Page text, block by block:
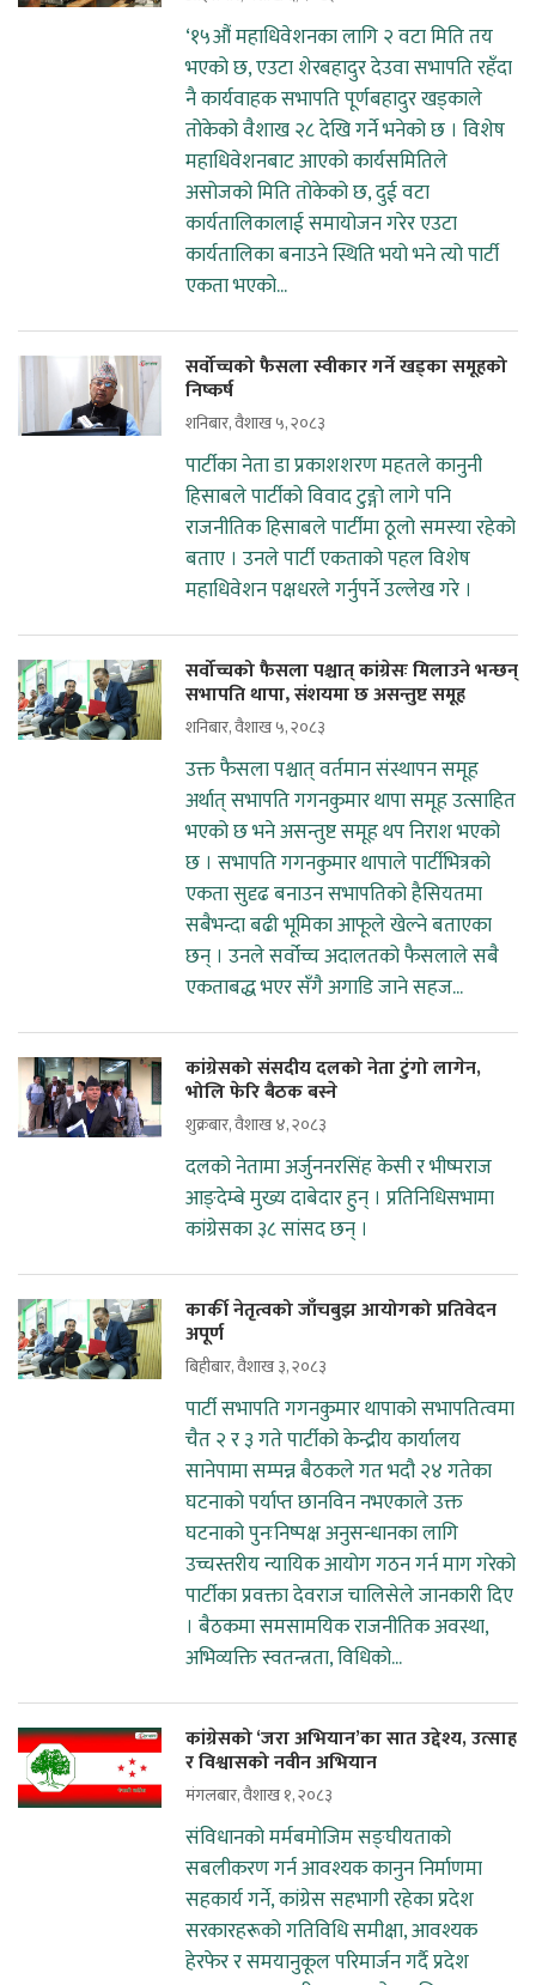
‘१५औं महाधिवेशनका लागि २ वटा मिति तय
भएको छ, एउटा शेरबहादुर देउवा सभापति रहँदा
नै कार्यवाहक सभापति पूर्णबहादुर खड्काले
तोकेको वैशाख २८ देखि गर्ने भनेको छ । विशेष
महाधिवेशनबाट आएको कार्यसमितिले
असोजको मिति तोकेको छ, दुई वटा
कार्यतालिकालाई समायोजन गरेर एउटा
कार्यतालिका बनाउने स्थिति भयो भने त्यो पार्टी
एकता भएको...
सर्वोच्चको फैसला स्वीकार गर्ने खड्का समूहको
निष्कर्ष
शनिबार, वैशाख ५, २०८३
पार्टीका नेता डा प्रकाशशरण महतले कानुनी
हिसाबले पार्टीको विवाद टुङ्गो लागे पनि
राजनीतिक हिसाबले पार्टीमा ठूलो समस्या रहेको
बताए । उनले पार्टी एकताको पहल विशेष
महाधिवेशन पक्षधरले गर्नुपर्ने उल्लेख गरे ।
सर्वोच्चको फैसला पश्चात् कांग्रेसः मिलाउने भन्छन्
सभापति थापा‚ संशयमा छ असन्तुष्ट समूह
शनिबार, वैशाख ५, २०८३
उक्त फैसला पश्चात् वर्तमान संस्थापन समूह
अर्थात् सभापति गगनकुमार थापा समूह उत्साहित
भएको छ भने असन्तुष्ट समूह थप निराश भएको
छ । सभापति गगनकुमार थापाले पार्टीभित्रको
एकता सुदृढ बनाउन सभापतिको हैसियतमा
सबैभन्दा बढी भूमिका आफूले खेल्ने बताएका
छन् । उनले सर्वोच्च अदालतको फैसलाले सबै
एकताबद्ध भएर सँगै अगाडि जाने सहज...
कांग्रेसको संसदीय दलको नेता टुंगो लागेन,
भोलि फेरि बैठक बस्ने
शुक्रबार, वैशाख ४, २०८३
दलको नेतामा अर्जुननरसिंह केसी र भीष्मराज
आङ्देम्बे मुख्य दाबेदार हुन् । प्रतिनिधिसभामा
कांग्रेसका ३८ सांसद छन् ।
कार्की नेतृत्वको जाँचबुझ आयोगको प्रतिवेदन
अपूर्ण
बिहीबार, वैशाख ३, २०८३
पार्टी सभापति गगनकुमार थापाको सभापतित्वमा
चैत २ र ३ गते पार्टीको केन्द्रीय कार्यालय
सानेपामा सम्पन्न बैठकले गत भदौ २४ गतेका
घटनाको पर्याप्त छानविन नभएकाले उक्त
घटनाको पुनःनिष्पक्ष अनुसन्धानका लागि
उच्चस्तरीय न्यायिक आयोग गठन गर्न माग गरेको
पार्टीका प्रवक्ता देवराज चालिसेले जानकारी दिए
। बैठकमा समसामयिक राजनीतिक अवस्था,
अभिव्यक्ति स्वतन्त्रता, विधिको...
कांग्रेसको ‘जरा अभियान’का सात उद्देश्य, उत्साह
र विश्वासको नवीन अभियान
मंगलबार, वैशाख १, २०८३
संविधानको मर्मबमोजिम सङ्घीयताको
सबलीकरण गर्न आवश्यक कानुन निर्माणमा
सहकार्य गर्ने, कांग्रेस सहभागी रहेका प्रदेश
सरकारहरूको गतिविधि समीक्षा, आवश्यक
हेरफेर र समयानुकूल परिमार्जन गर्दै प्रदेश